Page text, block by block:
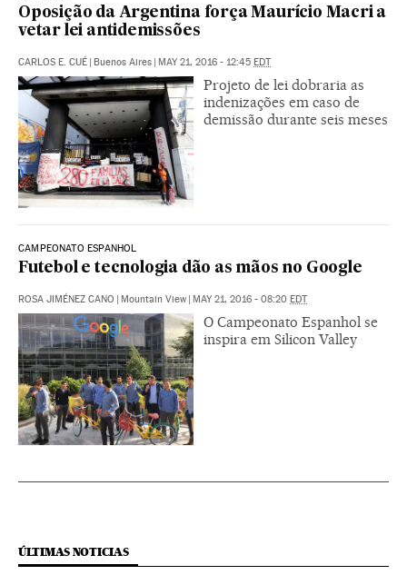
Oposição da Argentina força Maurício Macri a
vetar lei antidemissões
CARLOS E. CUÉ | Buenos Aires | MAY 21, 2016 - 12:45 EDT
Projeto de lei dobraria as
indenizações em caso de
demissão durante seis meses
CAMPEONATO ESPANHOL
Futebol e tecnologia dão as mãos no Google
ROSA JIMÉNEZ CANO | Mountain View | MAY 21, 2016 - 08:20 EDT
O Campeonato Espanhol se
inspira em Silicon Valley
ÚLTIMAS NOTICIAS